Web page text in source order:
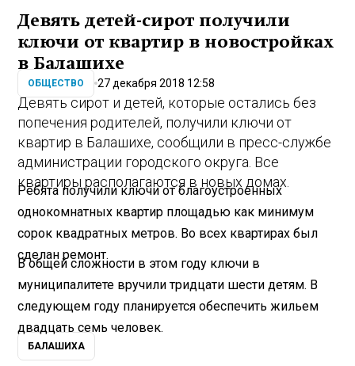
Девять детей-сирот получили
ключи от квартир в новостройках
в Балашихе
ОБЩЕСТВО 27 декабря 2018 12:58
Девять сирот и детей, которые остались без
попечения родителей, получили ключи от
квартир в Балашихе, сообщили в пресс-службе
администрации городского округа. Все
квартиры располагаются в новых домах.
Ребята получили ключи от благоустроенных
однокомнатных квартир площадью как минимум
сорок квадратных метров. Во всех квартирах был
сделан ремонт.
В общей сложности в этом году ключи в
муниципалитете вручили тридцати шести детям. В
следующем году планируется обеспечить жильем
двадцать семь человек.
БАЛАШИХА